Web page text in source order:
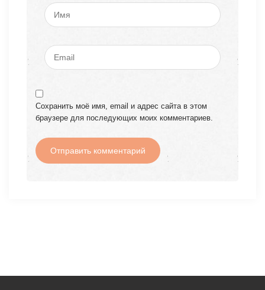
Сохранить моё имя, email и адрес сайта в этом
браузере для последующих моих комментариев.